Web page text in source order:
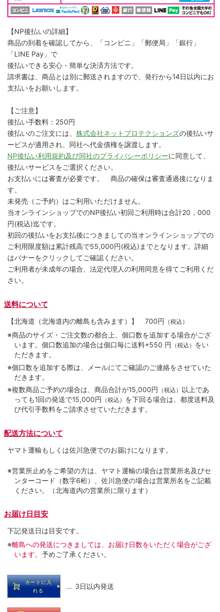
【NP後払いの詳細】
商品の到着を確認してから、「コンビニ」「郵便局」「銀行」
「LINE Pay」で
後払いできる安心・簡単な決済方法です。
請求書は、商品とは別に郵送されますので、発行から14日以内にお
支払いをお願いします。
【ご注意】
後払い手数料：250円
後払いのご注文には、 株式会社ネットプロテクションズの後払いサ
ービスが適用され、同社へ代金債権を譲渡します。
NP後払い利用規約及び同社のプライバシーポリシーに同意して、
後払いサービスをご選択ください。
お支払いには審査が必要です。 商品の確保は審査通過後になりま
す。
未発売（ご予約）はご利用いただけません。
当オンラインショップでのNP後払い初回ご利用時は合計20，000
円(税込)迄です。
初回の後払いをお支払後につきましての当オンラインショップでの
ご利用限度額は累計残高で55,000円(税込)までとなります。詳細
はバナーをクリックしてご確認ください。
ご利用者が未成年の場合、法定代理人の利用同意を得てご利用くだ
さい。
送料について
【北海道（北海道内の離島も含みます）】 700円 （税込）
※商品のサイズ・ご注文数の都合上、個口数を追加する場合がござ
います。個口数追加の場合は個口毎に送料+550 円 （税込） をい
ただきます。
※個口数を追加する際は、メールにてご確認のご連絡をさせていた
だきます。
※複数商品ご予約の場合は、商品合計が15,000円 （税込） 以上であ
っても1回の発送で15,000円 （税込） を下回る場合は、都度送料及
び代引手数料をご請求させていただきます。
配送方法について
ヤマト運輸もしくは佐川急便でのお届けになります。
※営業所止めをご希望の方は、ヤマト運輸の場合は営業所名及びセ
ンターコード（数字6桁）、佐川急便の場合は営業所名をご記載
ください。（北海道内の営業所に限ります）
お届け日目安
下記発送日は目安です。
※離島への発送につきましては、お届け日数をいただく場合がござ
います。 予めご了承ください。
カートに入
れる
… 3日以内発送